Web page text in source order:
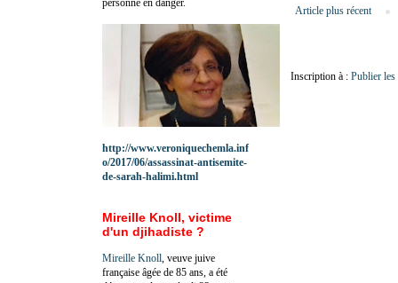
Article plus récent
Inscription à : Publier
http://www.veroniquechemla.inf
o/2017/06/assassinat-antisemite-
de-sarah-halimi.html
Mireille Knoll, victime
d'un djihadiste ?
Mireille Knoll , veuve juive
française âgée de 85 ans, a été